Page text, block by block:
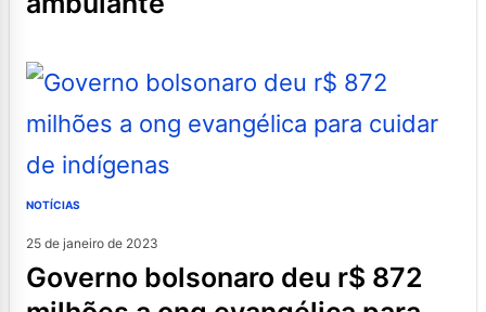
NOTÍCIAS
25 de janeiro de 2023
governo bolsonaro deu r$ 872